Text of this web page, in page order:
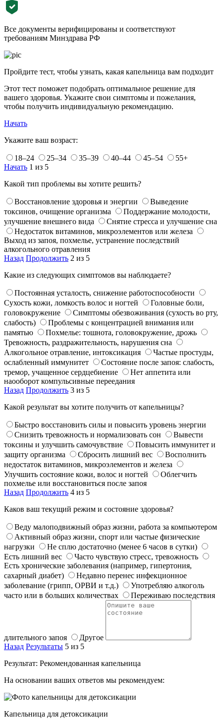
Все документы верифицированы и соответствуют
требованиям Минздрава РФ
Пройдите тест, чтобы узнать, какая капельница вам подходит
Этот тест поможет подобрать оптимальное решение для
вашего здоровья. Укажите свои симптомы и пожелания,
чтобы получить индивидуальную рекомендацию.
Начать
Укажите ваш возраст:
18–24 25–34 35–39 40–44 45–54
55+
Начать 1 из 5
Какой тип проблемы вы хотите решить?
Восстановление здоровья и энергии
Выведение
токсинов, очищение организма
Поддержание молодости,
улучшение внешнего вида
Снятие стресса и улучшение сна
Недостаток витаминов, микроэлементов или железа
Выход из запоя, похмелье, устранение последствий
алкогольного отравления
Назад Продолжить 2 из 5
Какие из следующих симптомов вы наблюдаете?
Постоянная усталость, снижение работоспособности
Сухость кожи, ломкость волос и ногтей
Головные боли,
головокружение
Симптомы обезвоживания (сухость во рту,
слабость)
Проблемы с концентрацией внимания или
памятью
Похмелье: тошнота, головокружение, дрожь
Тревожность, раздражительность, нарушения сна
Алкогольное отравление, интоксикация
Частые простуды,
ослабленный иммунитет
Состояние после запоя: слабость,
тремор, учащенное сердцебиение
Нет аппетита или
наооборот компульсивные переедания
Назад Продолжить 3 из 5
Какой результат вы хотите получить от капельницы?
Быстро восстановить силы и повысить уровень энергии
Снизить тревожность и нормализовать сон
Вывести
токсины и улучшить самочувствие
Повысить иммунитет и
защиту организма
Сбросить лишний вес
Восполнить
недостаток витаминов, микроэлементов и железа
Улучшить состояние кожи, волос и ногтей
Облегчить
похмелье или восстановиться после запоя
Назад Продолжить 4 из 5
Каков ваш текущий режим и состояние здоровья?
Веду малоподвижный образ жизни, работа за компьютером
Активный образ жизни, спорт или частые физические
нагрузки
Не сплю достаточно (менее 6 часов в сутки)
Есть лишний вес
Часто чувствую стресс, тревожность
Есть хронические заболевания (например, гипертония,
сахарный диабет)
Недавно перенес инфекционное
заболевание (грипп, ОРВИ и т.д.)
Употребляю алкоголь
часто или в больших количествах
Переживаю последствия
длительного запоя
Другое
Назад Результаты 5 из 5
Результат: Рекомендованная капельница
На основании ваших ответов мы рекомендуем:
Капельница для детоксикации